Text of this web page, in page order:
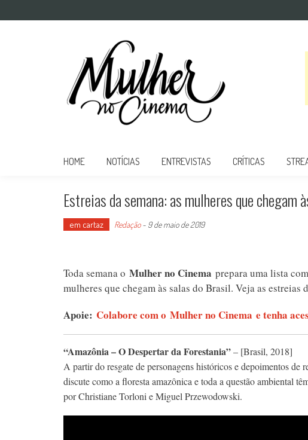
HOME NOTÍCIAS ENTREVISTAS CRÍTICAS
Estreias da semana: as mulheres que chegam
em cartaz Redação- 9 de maio de 2019
Toda semana o Mulher no Cinema prepara uma lista
mulheres que chegam às salas do Brasil. Veja as estreias
Apoie: Colabore com o Mulher no Cinema e tenha
“Amazônia – O Despertar da Forestania”– [Brasil, 2018]
A partir do resgate de personagens históricos e depoimentos de
discute como a floresta amazônica e toda a questão ambiental
por Christiane Torloni e Miguel Przewodowski.